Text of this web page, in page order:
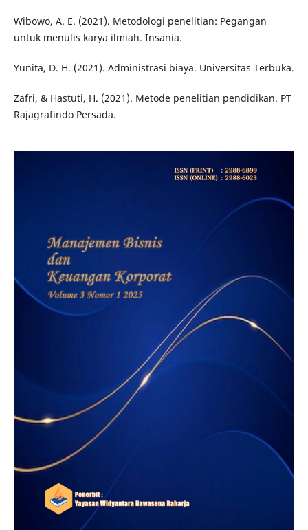
Wibowo, A. E. (2021). Metodologi penelitian: Pegangan
untuk menulis karya ilmiah. Insania.
Yunita, D. H. (2021). Administrasi biaya. Universitas Terbuka.
Zafri, & Hastuti, H. (2021). Metode penelitian pendidikan. PT
Rajagrafindo Persada.